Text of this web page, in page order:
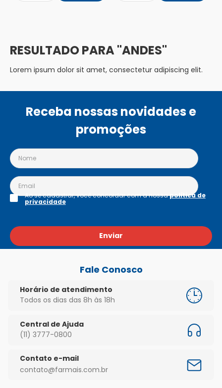
ANDES
Lorem ipsum dolor sit amet, consectetur adipiscing elit.
Receba nossas novidades e
promoções
Enviar
Ao se cadastrar, você concordar com a nossapolítica de
privacidade
Fale Conosco
Horário de atendimento
Todos os dias das 8h às 18h
Central de Ajuda
(11) 3777-0800
Contato e-mail
contato@farmais.com.br